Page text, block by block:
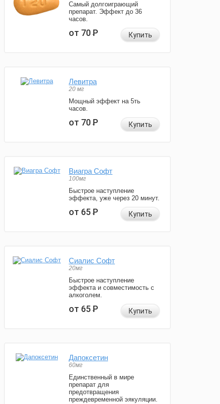
Самый долгоиграющий
препарат. Эффект до 36
часов.
от 70Р Купить
Левитра
20 мг
Мощный эффект на 5ть
часов.
от 70Р Купить
Виагра Софт
100мг
Быстрое наступление
эффекта, уже через 20 минут.
от 65Р Купить
Сиалис Софт
20мг
Быстрое наступление
эффекта и совместимость с
алкоголем.
от 65Р Купить
Дапоксетин
60мг
Единственный в мире
препарат для
предотвращения
преждевременной эякуляции.